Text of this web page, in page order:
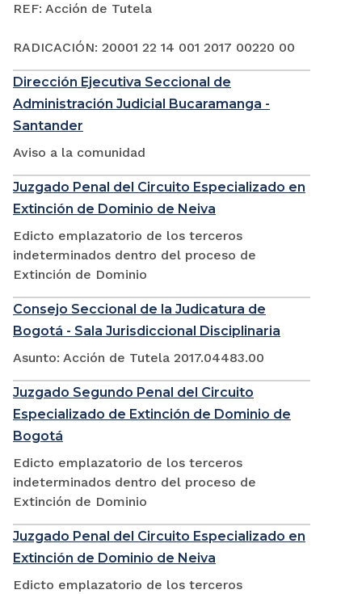
REF: Acción de Tutela
RADICACIÓN: 20001 22 14 001 2017 00220 00
Dirección Ejecutiva Seccional de
Administración Judicial Bucaramanga -
Santander
Aviso a la comunidad
Juzgado Penal del Circuito Especializado en
Extinción de Dominio de Neiva
Edicto emplazatorio de los terceros
indeterminados dentro del proceso de
Extinción de Dominio
Consejo Seccional de la Judicatura de
Bogotá - Sala Jurisdiccional Disciplinaria
Asunto: Acción de Tutela 2017.04483.00
Juzgado Segundo Penal del Circuito
Especializado de Extinción de Dominio de
Bogotá
Edicto emplazatorio de los terceros
indeterminados dentro del proceso de
Extinción de Dominio
Juzgado Penal del Circuito Especializado en
Extinción de Dominio de Neiva
Edicto emplazatorio de los terceros